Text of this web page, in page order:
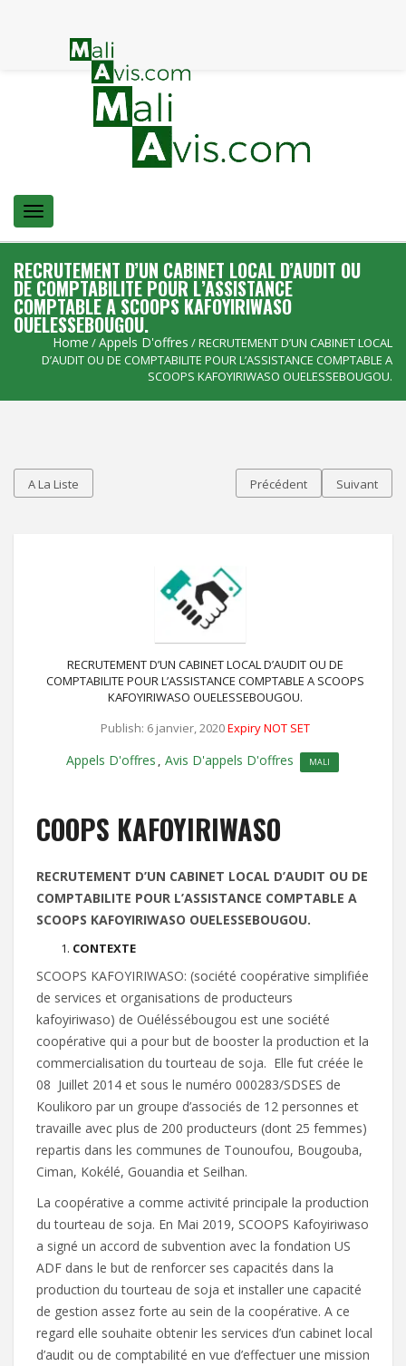
Menu
RECRUTEMENT D’UN CABINET LOCAL D’AUDIT OU
DE COMPTABILITE POUR L’ASSISTANCE
COMPTABLE A SCOOPS KAFOYIRIWASO
OUELESSEBOUGOU.
Home /Appels D'offres / RECRUTEMENT D’UN CABINET LOCAL
D’AUDIT OU DE COMPTABILITE POUR L’ASSISTANCE COMPTABLE A
SCOOPS KAFOYIRIWASO OUELESSEBOUGOU.
A La Liste Précédent Suivant
RECRUTEMENT D’UN CABINET LOCAL D’AUDIT OU DE
COMPTABILITE POUR L’ASSISTANCE COMPTABLE A SCOOPS
KAFOYIRIWASO OUELESSEBOUGOU.
Publish: 6 janvier, 2020Expiry NOT SET
Appels D'offres Avis D'appels D'offres MALI
COOPS KAFOYIRIWASO
RECRUTEMENT D’UN CABINET LOCAL D’AUDIT OU DE
COMPTABILITE POUR L’ASSISTANCE COMPTABLE A
SCOOPS KAFOYIRIWASO OUELESSEBOUGOU.
CONTEXTE
SCOOPS KAFOYIRIWASO: (société coopérative simplifiée
de services et organisations de producteurs
kafoyiriwaso) de Ouéléssébougou est une société
coopérative qui a pour but de booster la production et la
commercialisation du tourteau de soja. Elle fut créée le
08 Juillet 2014 et sous le numéro 000283/SDSES de
Koulikoro par un groupe d’associés de 12 personnes et
travaille avec plus de 200 producteurs (dont 25 femmes)
repartis dans les communes de Tounoufou, Bougouba,
Ciman, Kokélé, Gouandia et Seilhan.
La coopérative a comme activité principale la production
du tourteau de soja. En Mai 2019, SCOOPS Kafoyiriwaso
a signé un accord de subvention avec la fondation US
ADF dans le but de renforcer ses capacités dans la
production du tourteau de soja et installer une capacité
de gestion assez forte au sein de la coopérative. A ce
regard elle souhaite obtenir les services d’un cabinet local
d’audit ou de comptabilité en vue d’effectuer une mission